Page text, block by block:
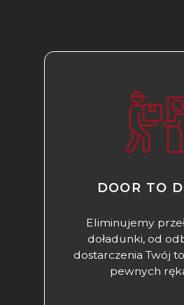
DOOR TO
Eliminujemy
doładunki, od
dostarczenia Twój
pewnych